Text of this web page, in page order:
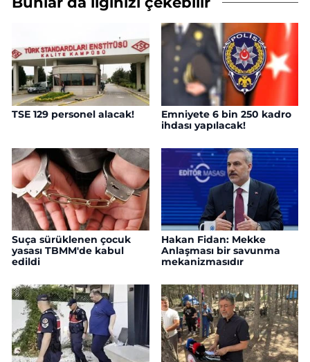
TSE 129 personel alacak!
Emniyete 6 bin 250 kadro
ihdası yapılacak!
Suça sürüklenen çocuk
yasası TBMM'de kabul
edildi
Hakan Fidan: Mekke
Anlaşması bir savunma
mekanizmasıdır